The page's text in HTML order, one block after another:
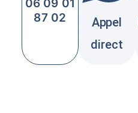
06 09 01
87 02
Appel
direct